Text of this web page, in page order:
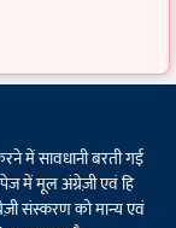
वर्ष शामिल है, तो
में सावधानी बरती गई
में मूल अंग्रेज़ी एवं हि
संस्करण को मान्य एवं